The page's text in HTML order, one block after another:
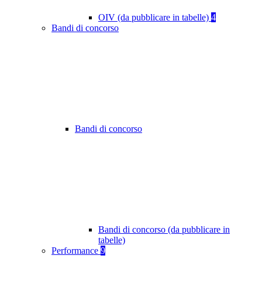
OIV (da pubblicare in tabelle) 4
Bandi di concorso
Bandi di concorso
Bandi di concorso (da pubblicare in
tabelle)
Performance 9